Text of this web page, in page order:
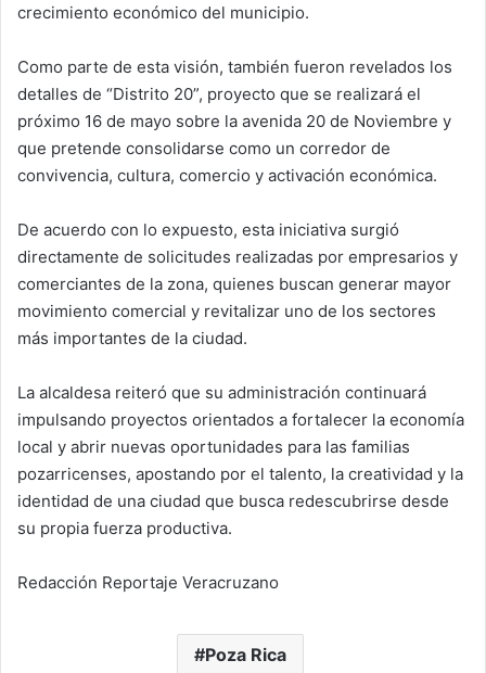
crecimiento económico del municipio.
Como parte de esta visión, también fueron revelados los
detalles de “Distrito 20”, proyecto que se realizará el
próximo 16 de mayo sobre la avenida 20 de Noviembre y
que pretende consolidarse como un corredor de
convivencia, cultura, comercio y activación económica.
De acuerdo con lo expuesto, esta iniciativa surgió
directamente de solicitudes realizadas por empresarios y
comerciantes de la zona, quienes buscan generar mayor
movimiento comercial y revitalizar uno de los sectores
más importantes de la ciudad.
La alcaldesa reiteró que su administración continuará
impulsando proyectos orientados a fortalecer la economía
local y abrir nuevas oportunidades para las familias
pozarricenses, apostando por el talento, la creatividad y la
identidad de una ciudad que busca redescubrirse desde
su propia fuerza productiva.
Redacción Reportaje Veracruzano
Poza Rica